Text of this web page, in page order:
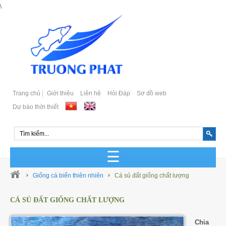
\
Trang chủ Giới thiệu Liên hệ Hỏi Đáp
Sơ đồ web
Dự báo thời thiết
GIỐNG CÁ BIỂN SẢN XUẤT
GIỐNG CÁ BIỂN TỰ NHIÊN
GIỐNG CÁ MÚ SẢN XUẤT
Giống cá biển thiên nhiên Cá sủ đất giống chất lượng
CÁ SỦ ĐẤT GIỐNG CHẤT LƯỢNG
Chia